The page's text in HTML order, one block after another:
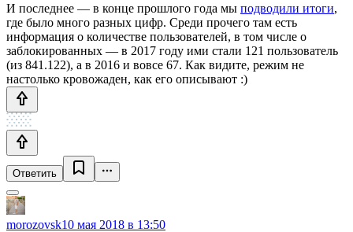
И последнее — в конце прошлого года мы подводили итоги,
где было много разных цифр. Среди прочего там есть
информация о количестве пользователей, в том числе о
заблокированных — в 2017 году ими стали 121 пользователь
(из 841.122), а в 2016 и вовсе 67. Как видите, режим не
настолько кровожаден, как его описывают :)
Ответить
morozovsk10 мая 2018 в 13:50